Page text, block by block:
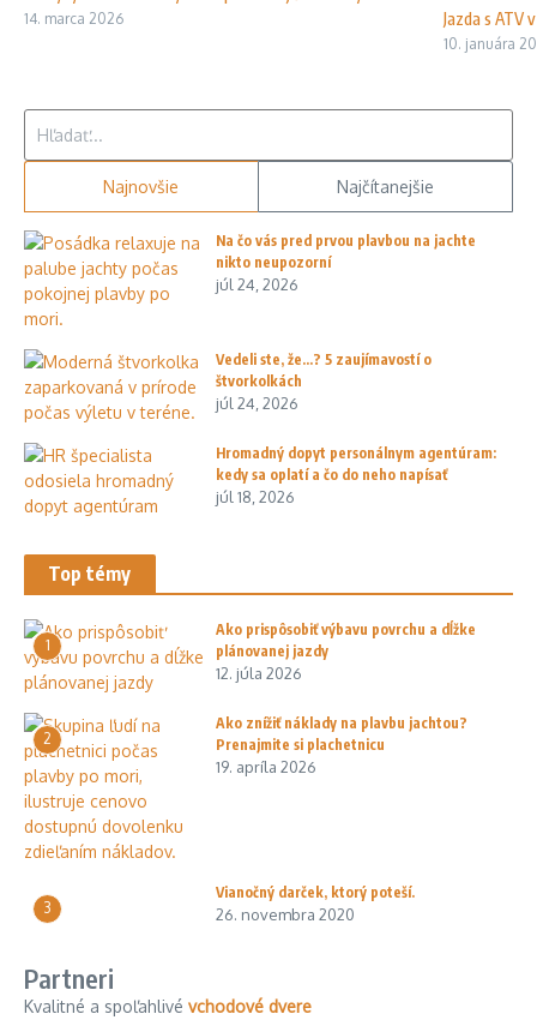
14. marca 2026 Jazda s ATV
10. januára
Najnovšie Najčítanejšie
Na čo vás pred prvou plavbou na jachte
nikto neupozorní
júl 24, 2026
Vedeli ste, že…? 5 zaujímavostí o
štvorkolkách
júl 24, 2026
Hromadný dopyt personálnym agentúram:
kedy sa oplatí a čo do neho napísať
júl 18, 2026
Top témy
1
Ako prispôsobiť výbavu povrchu a dĺžke
plánovanej jazdy
12. júla 2026
2
Ako znížiť náklady na plavbu jachtou?
Prenajmite si plachetnicu
19. apríla 2026
3
Vianočný darček, ktorý poteší.
26. novembra 2020
Partneri
Kvalitné a spoľahlivé vchodové dvere